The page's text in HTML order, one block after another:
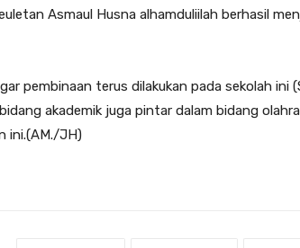
Asmaul Husna alhamduliilah berhasil
pembinaan terus dilakukan pada sekolah ini
akademik juga pintar dalam bidang
ini.(AM./JH)